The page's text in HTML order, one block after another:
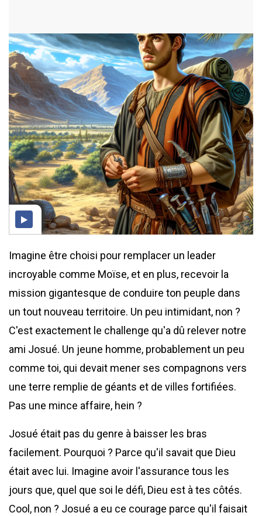
Imagine être choisi pour remplacer un leader
incroyable comme Moïse, et en plus, recevoir la
mission gigantesque de conduire ton peuple dans
un tout nouveau territoire. Un peu intimidant, non ?
C'est exactement le challenge qu'a dû relever notre
ami Josué. Un jeune homme, probablement un peu
comme toi, qui devait mener ses compagnons vers
une terre remplie de géants et de villes fortifiées.
Pas une mince affaire, hein ?
Josué était pas du genre à baisser les bras
facilement. Pourquoi ? Parce qu'il savait que Dieu
était avec lui. Imagine avoir l'assurance tous les
jours que, quel que soi le défi, Dieu est à tes côtés.
Cool, non ? Josué a eu ce courage parce qu'il faisait